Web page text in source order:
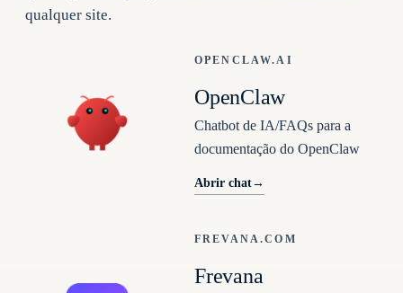
qualquer site.
OPENCLAW.AI
OpenClaw
Chatbot de IA/FAQs para a
documentação do OpenClaw
Abrir chat→
FREVANA.COM
Frevana